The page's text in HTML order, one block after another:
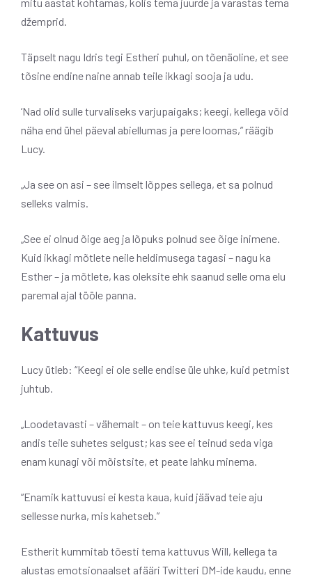
mitu aastat kohtamas, kolis tema juurde ja varastas tema
džemprid.
Täpselt nagu Idris tegi Estheri puhul, on tõenäoline, et see
tõsine endine naine annab teile ikkagi sooja ja udu.
‘Nad olid sulle turvaliseks varjupaigaks; keegi, kellega võid
näha end ühel päeval abiellumas ja pere loomas,” räägib
Lucy.
„Ja see on asi – see ilmselt lõppes sellega, et sa polnud
selleks valmis.
„See ei olnud õige aeg ja lõpuks polnud see õige inimene.
Kuid ikkagi mõtlete neile heldimusega tagasi – nagu ka
Esther – ja mõtlete, kas oleksite ehk saanud selle oma elu
paremal ajal tööle panna.
Kattuvus
Lucy ütleb: “Keegi ei ole selle endise üle uhke, kuid petmist
juhtub.
„Loodetavasti – vähemalt – on teie kattuvus keegi, kes
andis teile suhetes selgust; kas see ei teinud seda viga
enam kunagi või mõistsite, et peate lahku minema.
“Enamik kattuvusi ei kesta kaua, kuid jäävad teie aju
sellesse nurka, mis kahetseb.”
Estherit kummitab tõesti tema kattuvus Will, kellega ta
alustas emotsionaalset afääri Twitteri DM-ide kaudu, enne